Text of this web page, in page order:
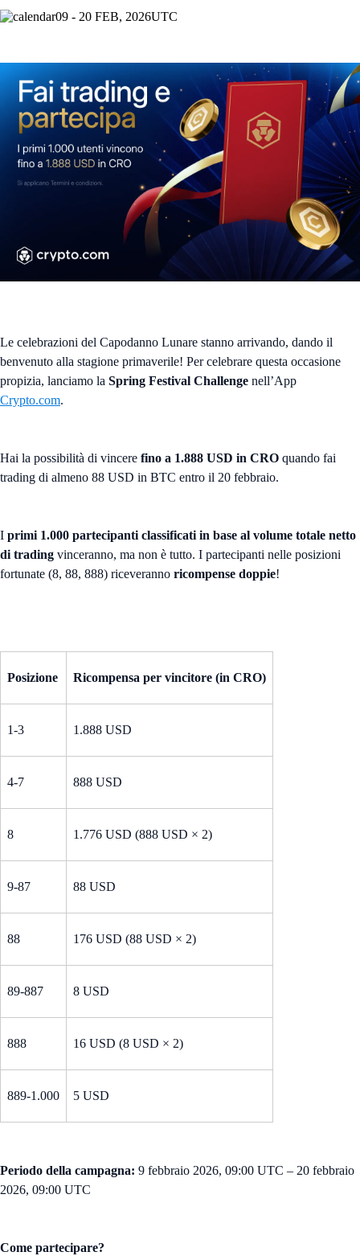
09 - 20 FEB, 2026UTC
Le celebrazioni del Capodanno Lunare stanno arrivando, dando il
benvenuto alla stagione primaverile! Per celebrare questa occasione
propizia, lanciamo la Spring Festival Challenge nell’App
Crypto.com.
Hai la possibilità di vincere fino a 1.888 USD in CRO quando fai
trading di almeno 88 USD in BTC entro il 20 febbraio.
I primi 1.000 partecipanti classificati in base al volume totale netto
di trading vinceranno, ma non è tutto. I partecipanti nelle posizioni
fortunate (8, 88, 888) riceveranno ricompense doppie!
Posizione Ricompensa per vincitore (in CRO)
1-3 1.888 USD
4-7 888 USD
8 1.776 USD (888 USD × 2)
9-87 88 USD
88 176 USD (88 USD × 2)
89-887 8 USD
888 16 USD (8 USD × 2)
889-1.000 5 USD
Periodo della campagna: 9 febbraio 2026, 09:00 UTC – 20 febbraio
2026, 09:00 UTC
Come partecipare?